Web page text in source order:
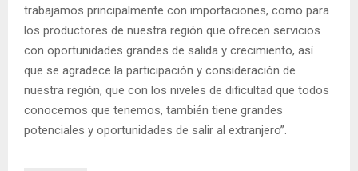
trabajamos principalmente con importaciones, como para
los productores de nuestra región que ofrecen servicios
con oportunidades grandes de salida y crecimiento, así
que se agradece la participación y consideración de
nuestra región, que con los niveles de dificultad que todos
conocemos que tenemos, también tiene grandes
potenciales y oportunidades de salir al extranjero”.